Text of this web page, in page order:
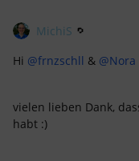
MichiS
Hi ​ @frnzschll & ​
vielen lieben Dank,
habt :)